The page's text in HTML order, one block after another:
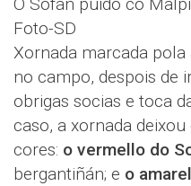
O Sofán puido co
Foto-SD
Xornada marcada
no campo, despois de
obrigas socias e toca
caso, a xornada
cores: o vermello do
bergantiñán; e o